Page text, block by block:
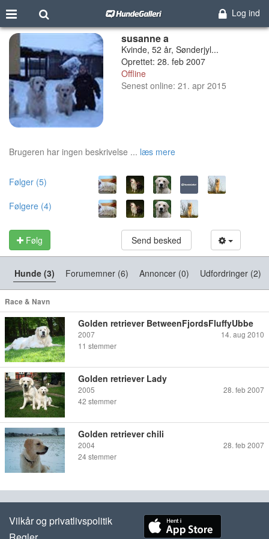
Log ind
susanne a
Kvinde, 52 år, Sønderjyl...
Oprettet: 28. feb 2007
Offline
Senest online: 21. apr 2015
Brugeren har ingen beskrivelse ... læs mere
Følger (5)
Følgere (4)
Følg Send besked
Hunde (3) Forumemner (6) Annoncer (0) Udfordringer (2)
Race & Navn
Golden retriever BetweenFjordsFluffyUbbe
2007
14. aug 2010
11 stemmer
Golden retriever Lady
2005
28. feb 2007
42 stemmer
Golden retriever chili
2004
28. feb 2007
24 stemmer
Vilkår og privatlivspolitik